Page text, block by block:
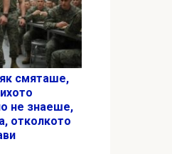
смяташе,
не знаеше,
отколкото